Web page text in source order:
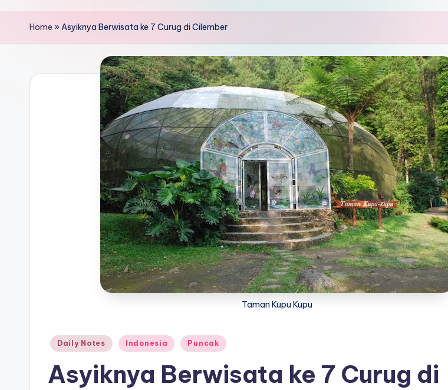
Home »Asyiknya Berwisata ke 7 Curug di Cilember
Taman Kupu Kupu
Posted
Daily Notes Indonesia Puncak
Asyiknya Berwisata ke 7 Curug di